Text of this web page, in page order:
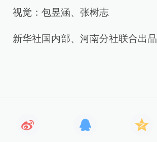
视觉：包昱涵、张树志
新华社国内部、河南分社联合出品